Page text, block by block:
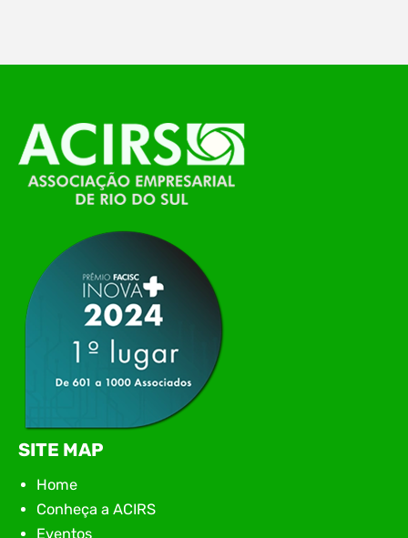
O Polo ACATE-ACIRS, por meio do NIAVI – Núcleo
de Tecnologia da Informação do Alto Vale do
Itajaí, realizou, no dia 21 de julho, o evento
Conexão Tech NIAVI, reunindo empresas de
tecnologia da região para uma noite de
apresentação de novas iniciativas para o setor. O
encontro aconteceu em Rio…
SITE MAP
Home
Conheça a ACIRS
Eventos